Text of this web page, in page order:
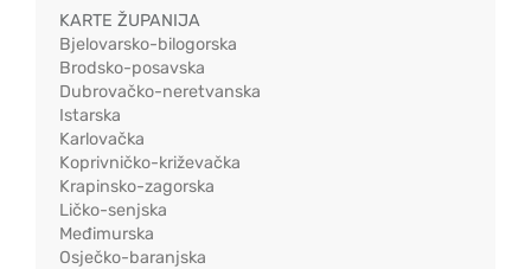
KARTE ŽUPANIJA
Bjelovarsko-bilogorska
Brodsko-posavska
Dubrovačko-neretvanska
Istarska
Karlovačka
Koprivničko-križevačka
Krapinsko-zagorska
Ličko-senjska
Međimurska
Osječko-baranjska